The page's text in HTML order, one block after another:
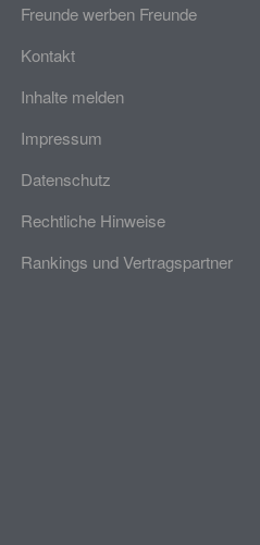
Freunde werben Freunde
Kontakt
Inhalte melden
Impressum
Datenschutz
Rechtliche Hinweise
Rankings und Vertragspartner